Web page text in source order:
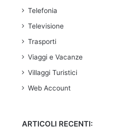
Telefonia
Televisione
Trasporti
Viaggi e Vacanze
Villaggi Turistici
Web Account
ARTICOLI RECENTI: